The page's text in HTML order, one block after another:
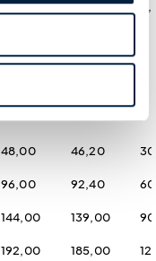
0,00 0,00
48,00 46,20
96,00 92,40
144,00 139,00
192,00 185,00